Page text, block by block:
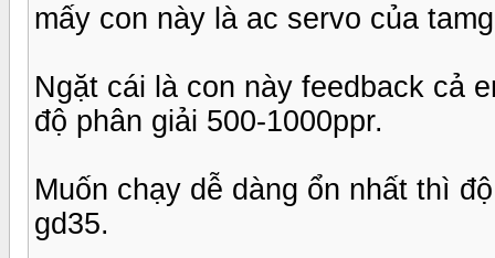
mấy con này là ac servo của
Ngặt cái là con này feedback cả
độ phân giải 500-1000ppr.
Muốn chạy dễ dàng ổn nhất thì
gd35.